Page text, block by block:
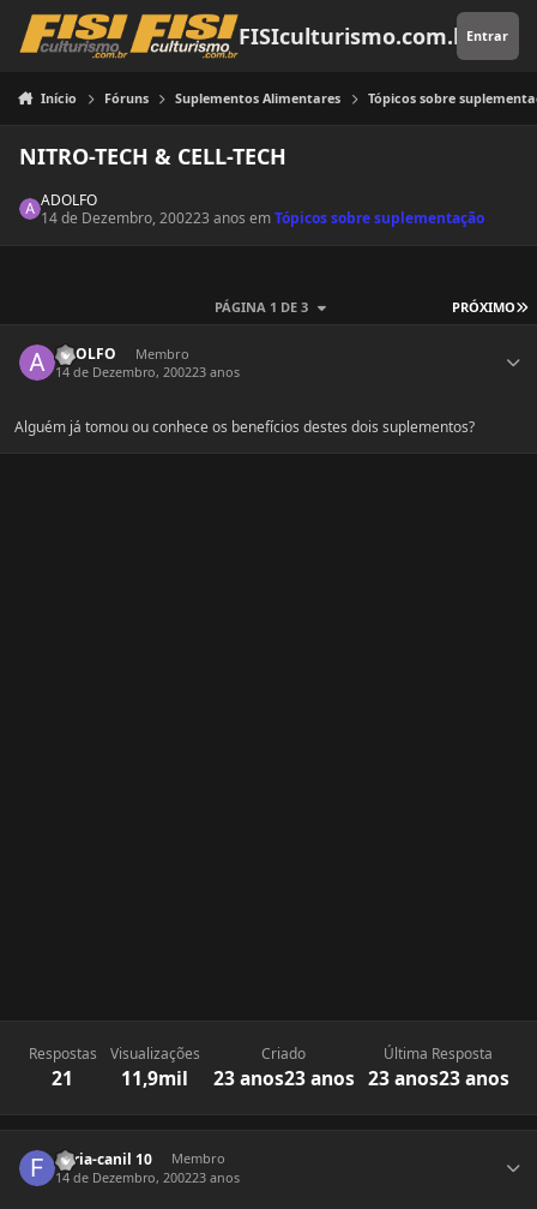
Pular para o conteúdo
FISIculturismo.com.brEntrar
Início Fóruns Suplementos Alimentares Tópicos sobre
NITRO-TECH & CELL-TECH
ADOLFO
14 de Dezembro, 200223 anos emTópicos sobre suplementação
PRÓXIMO
PÁGINA 1 DE 3
ADOLFO
Membro
14 de Dezembro, 200223 anos
Alguém já tomou ou conhece os benefícios destes dois suplementos?
Respostas
21
Visualizações
11,9mil
Criado
23 anos23 anos
Última Resposta
23 anos23 anos
Furia-canil 10
Membro
14 de Dezembro, 200223 anos